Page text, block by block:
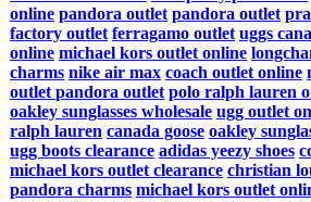
online pandora outlet pandora outlet
factory outlet ferragamo outlet uggs
online michael kors outlet online
charms nike air max coach outlet online
outlet pandora outlet polo ralph lauren
oakley sunglasses wholesale ugg outlet
ralph lauren canada goose oakley
ugg boots clearance adidas yeezy shoes
michael kors outlet clearance christian
pandora charms michael kors outlet